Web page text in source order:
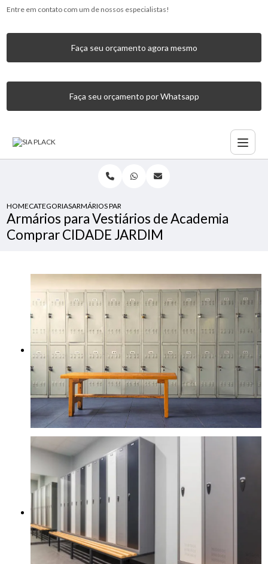
Entre em contato com um de nossos especialistas!
Faça seu orçamento agora mesmo
Faça seu orçamento por Whatsapp
HOMECATEGORIASARMÁRIOS PARA VESTIÁRIOS DE ACADEMIA COMPRAR
Armários para Vestiários de Academia
Comprar CIDADE JARDIM